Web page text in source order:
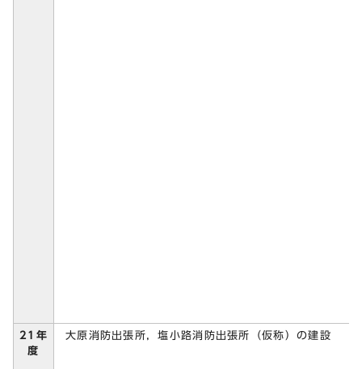
21年
度
大原消防出張所，塩小路消防出張所（仮称）の建設